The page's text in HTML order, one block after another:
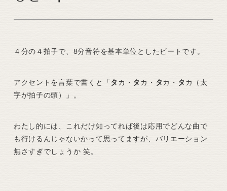
４分の４拍子で、8分音符を基本単位としたビートです。
アクセントを言葉で書くと「タ カ・ タ カ・ タカ・ タ カ（太
字が拍子の頭）」。
わたし的には、これだけ知ってれば後は応用でどんな曲で
も行けるんじゃないかって思ってますが、バリエーション
無さすぎでしょうか 笑。